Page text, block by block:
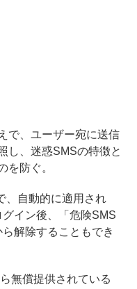
で、ユーザー宛に送信
し、迷惑SMSの特徴と
を防ぐ。
自動的に適用され
イン後、「危険SMS
解除することもでき
無償提供されている